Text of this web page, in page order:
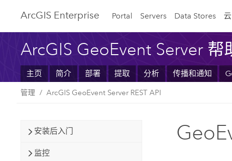
ArcGIS Enterprise Portal Servers Data Stores 云
ArcGIS GeoEvent Server 帮
主页 简介 部署 提取 分析 传播和通知
管理 ArcGIS GeoEvent Server REST API
安装后入门
监控